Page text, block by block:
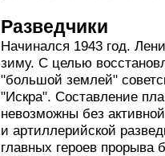
Разведчики
Начинался 1943 год.
зиму. С целью
"большой землей"
"Искра". Составление
невозможны без
и артиллерийской
главных героев прорыва